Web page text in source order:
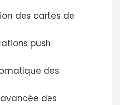
des cartes de
push
des
des